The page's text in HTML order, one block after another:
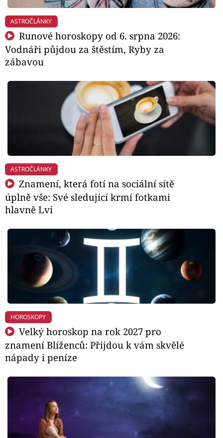
ASTROČLÁNKY
Runové horoskopy od 6. srpna 2026:
Vodnáři půjdou za štěstím, Ryby za
zábavou
ASTROČLÁNKY
Znamení, která fotí na sociální sítě
úplně vše: Své sledující krmí fotkami
hlavně Lvi
HOROSKOPY
Velký horoskop na rok 2027 pro
znamení Blíženců: Přijdou k vám skvělé
nápady i peníze